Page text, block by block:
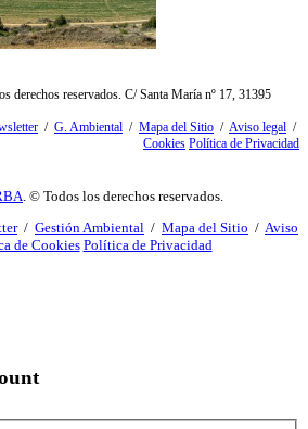
derechos reservados. C/ Santa María nº 17, 31395
/ G. Ambiental / Mapa del Sitio / Aviso legal /
Cookies Política de Privacidad
. © Todos los derechos reservados.
/ Gestión Ambiental / Mapa del Sitio / Aviso
de Cookies Política de Privacidad